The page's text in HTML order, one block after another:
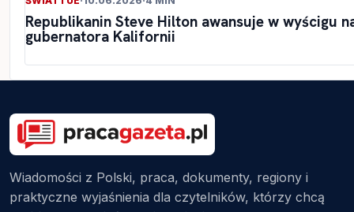
Republikanin Steve Hilton awansuje w wyścigu
gubernatora Kalifornii
Wiadomości z Polski, praca, dokumenty, regiony i
praktyczne wyjaśnienia dla czytelników, którzy chcą